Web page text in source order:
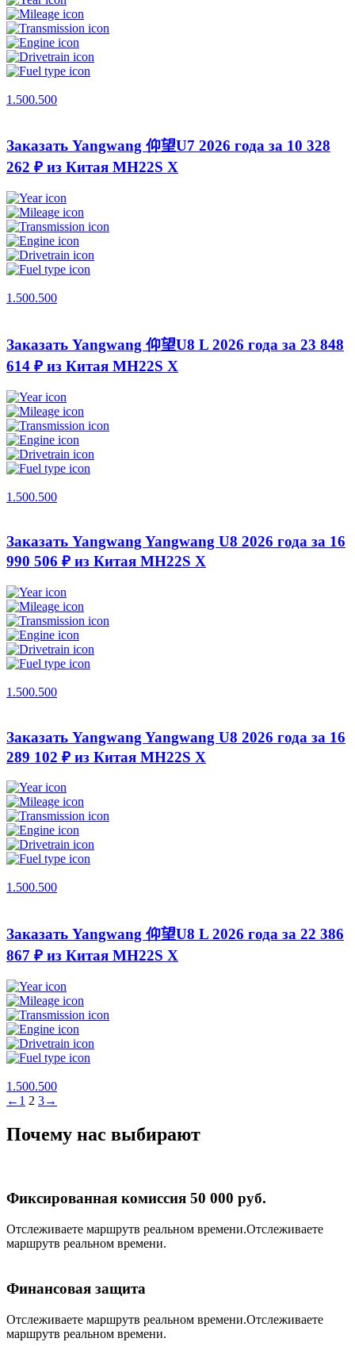
1.500.500
Заказать Yangwang 仰望U7 2026 года за 10 328
262 ₽ из Китая MH22S X
1.500.500
Заказать Yangwang 仰望U8 L 2026 года за 23 848
614 ₽ из Китая MH22S X
1.500.500
Заказать Yangwang Yangwang U8 2026 года за 16
990 506 ₽ из Китая MH22S X
1.500.500
Заказать Yangwang Yangwang U8 2026 года за 16
289 102 ₽ из Китая MH22S X
1.500.500
Заказать Yangwang 仰望U8 L 2026 года за 22 386
867 ₽ из Китая MH22S X
1.500.500
← 1 2 3→
Почему нас выбирают
Фиксированная комиссия 50 000 руб.
Отслеживаете маршрутв реальном времени.Отслеживаете
маршрутв реальном времени.
Финансовая защита
Отслеживаете маршрутв реальном времени.Отслеживаете
маршрутв реальном времени.